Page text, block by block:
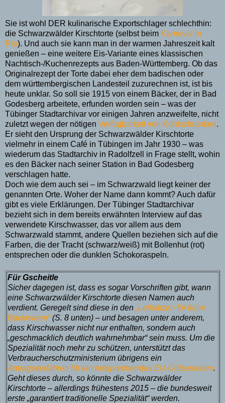
Sie ist wohl DER kulinarische Exportschlager schlechthin:
die Schwarzwälder Kirschtorte (selbst beim Karneval in
Rio). Und auch sie kann man in der warmen Jahreszeit kalt
genießen – eine weitere Eis-Variante eines klassischen
Nachtisch-/Kuchenrezepts aus Baden-Württemberg. Ob das
Originalrezept der Torte dabei eher dem badischen oder
dem württembergischen Landesteil zuzurechnen ist, ist bis
heute unklar. So soll sie 1915 von einem Bäcker, der in Bad
Godesberg arbeitete, erfunden worden sein – was der
Tübinger Stadtarchivar vor einigen Jahren anzweifelte, nicht
zuletzt wegen der nötigen Verfügbarkeit von Kühlschränken.
Er sieht den Ursprung der Schwarzwälder Kirschtorte
vielmehr in einem Café in Tübingen im Jahr 1930 – was
wiederum das Stadtarchiv in Radolfzell in Frage stellt, wohin
es den Bäcker nach seiner Station in Bad Godesberg
verschlagen hatte.
Doch wie dem auch sei – im Schwarzwald liegt keiner der
genannten Orte. Woher der Name dann kommt? Auch dafür
gibt es viele Erklärungen. Der Tübinger Stadtarchivar
bezieht sich in dem bereits erwähnten Interview auf das
verwendete Kirschwasser, das vor allem aus dem
Schwarzwald stammt, andere Quellen beziehen sich auf die
Farben, die der Tracht (schwarz/weiß) mit Bollenhut (rot)
entsprechen oder die dunklen Schokoraspeln.
Für Gscheitle
Sicher dagegen ist, dass es sogar Vorschriften gibt, wann
eine Schwarzwälder Kirschtorte diesen Namen auch
verdient. Geregelt sind diese in den „Leitsätzen für feine
Backwaren“(S. 8 unten) – und besagen unter anderem,
dass Kirschwasser nicht nur enthalten, sondern auch
„geschmacklich deutlich wahrnehmbar“ sein muss. Um die
Spezialität noch mehr zu schützen, unterstützt das
Verbraucherschutzministerium übrigens ein
Antragsverfahren für ein entsprechendes EU-Gütezeichen.
Geht dieses durch, so könnte die Schwarzwälder
Kirschtorte – allerdings frühestens 2015 – die bundesweit
erste „garantiert traditionelle Spezialität“ werden.